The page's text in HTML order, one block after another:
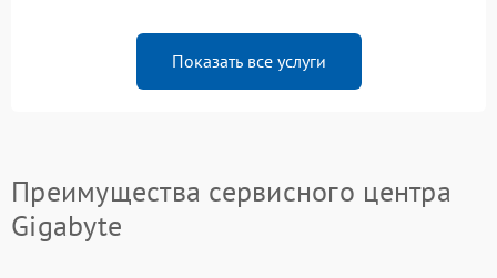
Показать все услуги
Преимущества сервисного центра
Gigabyte